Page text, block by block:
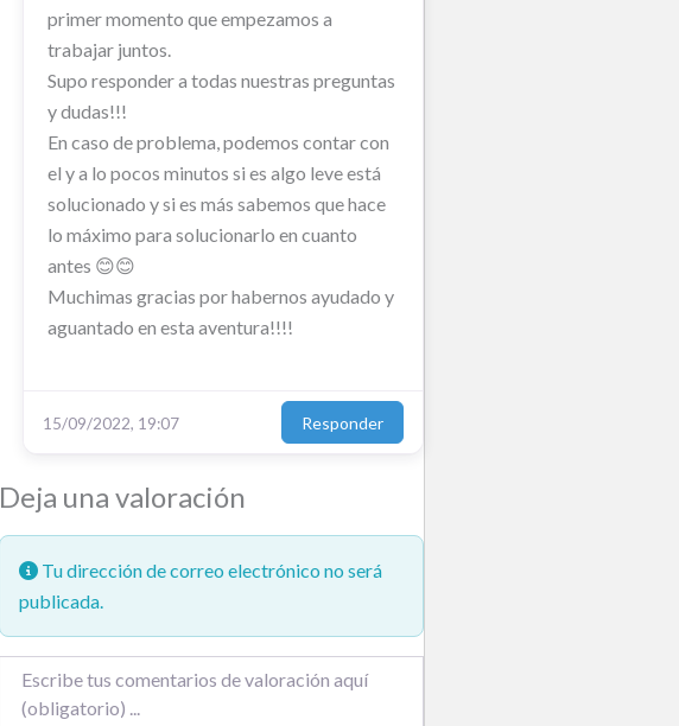
primer momento que empezamos a
trabajar juntos.
Supo responder a todas nuestras preguntas
y dudas!!!
En caso de problema, podemos contar con
el y a lo pocos minutos si es algo leve está
solucionado y si es más sabemos que hace
lo máximo para solucionarlo en cuanto
antes 😊😊
Muchimas gracias por habernos ayudado y
aguantado en esta aventura!!!!
15/09/2022, 19:07 Responder
Deja una valoración
Tu dirección de correo electrónico no será
publicada.
Texto de la reseña